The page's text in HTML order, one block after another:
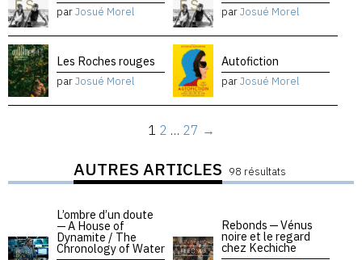
parJosué Morel parJosué Morel
Les Roches rouges
parJosué Morel
Autofiction
parJosué Morel
1 2 … 27 →
AUTRES ARTICLES 98 résultats
L’ombre d’un doute
— A House of
Dynamite / The
Chronology of Water
Rebonds — Vénus
noire et le regard
chez Kechiche